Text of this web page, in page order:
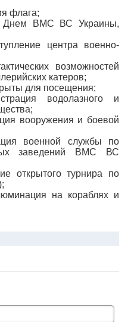
флага;
Днем ВМС ВС Украины,
центра военно-
возможностей
катеров;
для посещения;
водолазного и
вооружения и боевой
военной службы по
заведений ВМС ВС
открытого турнира по
на кораблях и